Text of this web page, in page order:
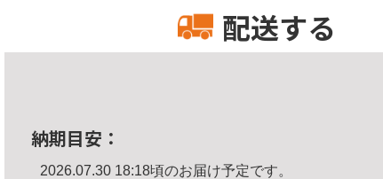
配送する
納期目安：
2026.07.30 18:18頃のお届け予定です。